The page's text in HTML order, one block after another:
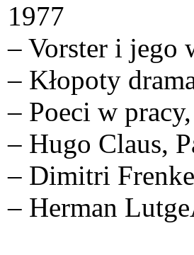
1977
– Vorster i jego
– Kłopoty
– Poeci w
– Hugo Claus,
– Dimitri
– Herman